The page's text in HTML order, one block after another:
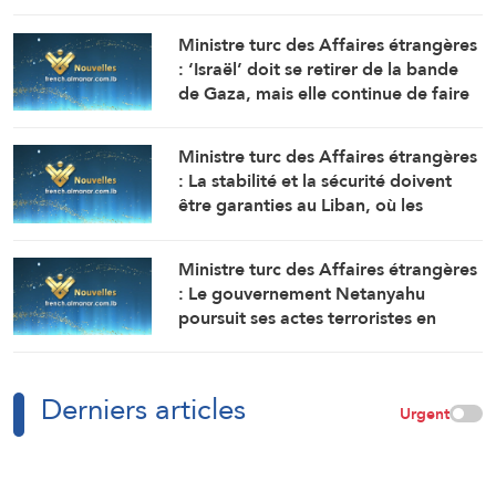
Ministre turc des Affaires étrangères
: ‘Israël’ doit se retirer de la bande
de Gaza, mais elle continue de faire
Ministre turc des Affaires étrangères
: La stabilité et la sécurité doivent
être garanties au Liban, où les
ont entraîné la mort et le
déplacement de milliers de
personnes
Ministre turc des Affaires étrangères
: Le gouvernement Netanyahu
poursuit ses actes terroristes en
Derniers articles Urgent